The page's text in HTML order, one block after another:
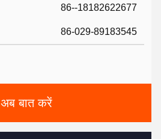
86--18182622677
86-029-89183545
अब बात करें